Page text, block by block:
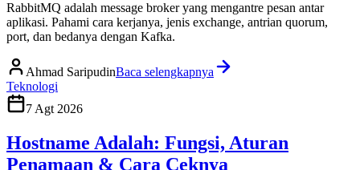
RabbitMQ adalah message broker yang mengantre pesan antar
aplikasi. Pahami cara kerjanya, jenis exchange, antrian quorum,
port, dan bedanya dengan Kafka.
Ahmad SaripudinBaca selengkapnya
Teknologi
7 Agt 2026
Hostname Adalah: Fungsi, Aturan
Penamaan & Cara Ceknya